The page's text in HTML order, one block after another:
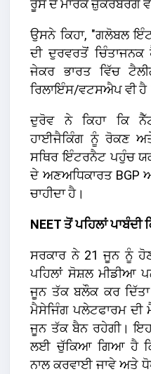
ਰੂਸ ਦੇ ਮਾਰਕ ਜ਼ੁਕਰਬਰਗ
ਉਸਨੇ ਕਿਹਾ, "ਗਲੋਬਲ
ਦੀ ਦੁਰਵਰਤੋਂ ਚਿੰਤਾਜਨਕ
ਜੇਕਰ ਭਾਰਤ ਵਿੱਚ
ਰਿਲਾਇੰਸ/ਵਟਸਐਪ ਵੀ
ਦੁਰੋਵ ਨੇ ਕਿਹਾ ਕਿ
ਹਾਈਜੈਕਿੰਗ ਨੂੰ ਰੋਕਣ
ਸਥਿਰ ਇੰਟਰਨੈਟ ਪਹੁੰਚ
ਦੇ ਅਣਅਧਿਕਾਰਤ BGP
ਚਾਹੀਦਾ ਹੈ।
NEET ਤੋਂ ਪਹਿਲਾਂ ਪਾਬੰਦੀ
ਸਰਕਾਰ ਨੇ 21 ਜੂਨ ਨੂੰ
ਪਹਿਲਾਂ ਸੋਸ਼ਲ ਮੀਡੀਆ
ਜੂਨ ਤੱਕ ਬਲੌਕ ਕਰ
ਮੈਸੇਜਿੰਗ ਪਲੇਟਫਾਰਮ ਦੀ
ਜੂਨ ਤੱਕ ਬੈਨ ਰਹੇਗੀ।
ਲਈ ਚੁੱਕਿਆ ਗਿਆ ਹੈ
ਨਾਲ ਕਰਵਾਈ ਜਾਵੇ ਅਤੇ